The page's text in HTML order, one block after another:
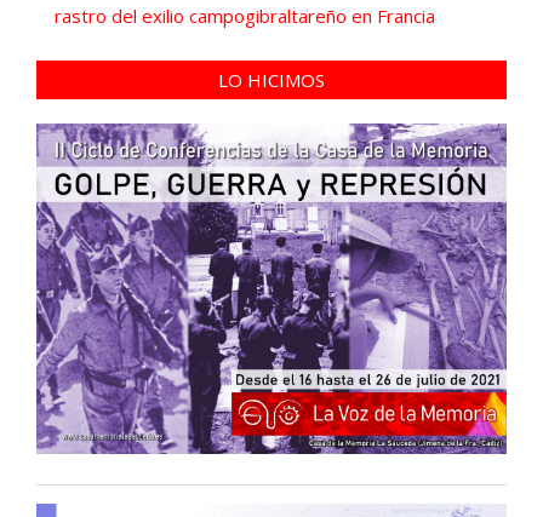
rastro del exilio campogibraltareño en Francia
LO HICIMOS